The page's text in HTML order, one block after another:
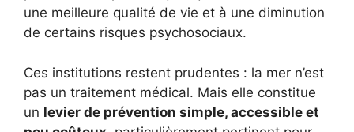
une meilleure qualité de vie et à une diminution
de certains risques psychosociaux.
Ces institutions restent prudentes : la mer n’est
pas un traitement médical. Mais elle constitue
un levier de prévention simple, accessible et